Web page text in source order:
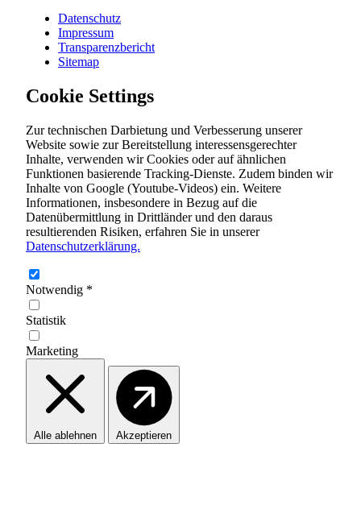
Datenschutz
Impressum
Transparenzbericht
Sitemap
Cookie Settings
Zur technischen Darbietung und Verbesserung unserer
Website sowie zur Bereitstellung interessensgerechter
Inhalte, verwenden wir Cookies oder auf ähnlichen
Funktionen basierende Tracking-Dienste. Zudem binden wir
Inhalte von Google (Youtube-Videos) ein. Weitere
Informationen, insbesondere in Bezug auf die
Datenübermittlung in Drittländer und den daraus
resultierenden Risiken, erfahren Sie in unserer
Datenschutzerklärung.
Notwendig *
Statistik
Marketing
Alle ablehnen Akzeptieren